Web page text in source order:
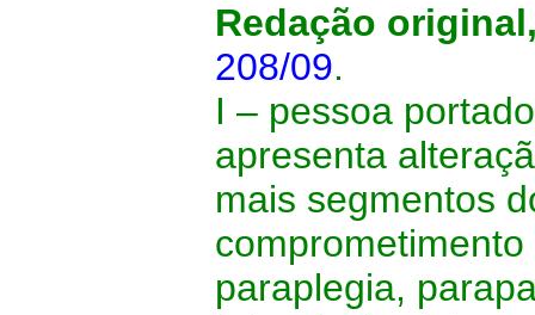
Redação
208/09.
I – pessoa
apresenta
mais segmentos
paraplegia,